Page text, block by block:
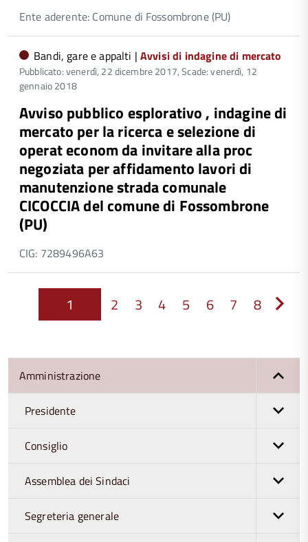
Ente aderente: Comune di Fossombrone (PU)
Bandi, gare e appalti |Avvisi di indagine di mercato
Pubblicato: venerdì, 22 dicembre 2017,Scade: venerdì, 12
gennaio 2018
Avviso pubblico esplorativo , indagine di
mercato per la ricerca e selezione di
operat econom da invitare alla proc
negoziata per affidamento lavori di
manutenzione strada comunale
CICOCCIA del comune di Fossombrone
(PU)
CIG: 7289496A63
1 2 3 4 5 6 7 8
Amministrazione
Presidente
Consiglio
Assemblea dei Sindaci
Segreteria generale